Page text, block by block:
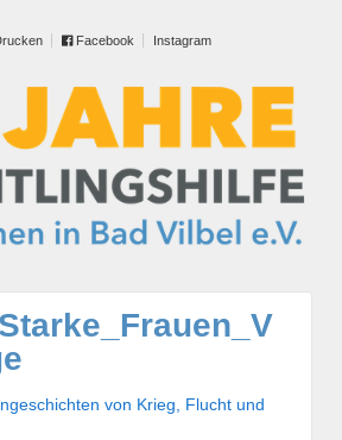
Facebook Instagram
von Krieg, Flucht und